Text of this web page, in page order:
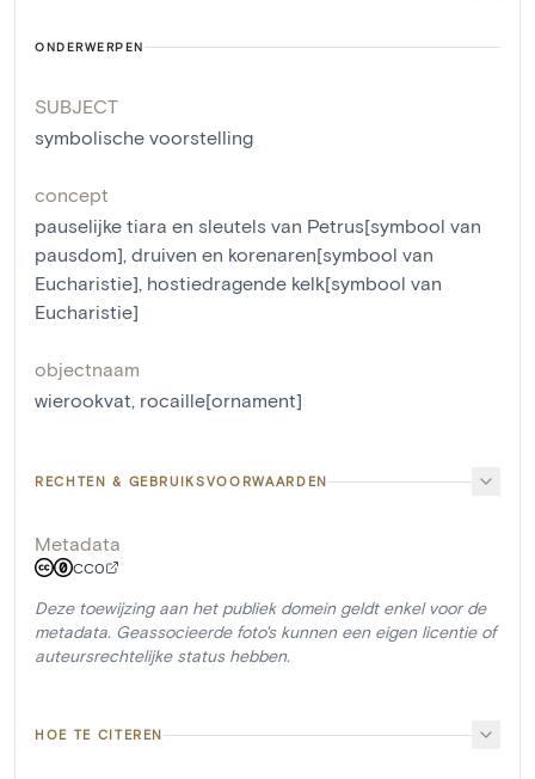
ONDERWERPEN
SUBJECT
symbolische voorstelling
concept
pauselijke tiara en sleutels van Petrus[symbool van
pausdom], druiven en korenaren[symbool van
Eucharistie], hostiedragende kelk[symbool van
Eucharistie]
objectnaam
wierookvat, rocaille[ornament]
RECHTEN & GEBRUIKSVOORWAARDEN
Metadata
CC0
Deze toewijzing aan het publiek domein geldt enkel voor de
metadata. Geassocieerde foto's kunnen een eigen licentie of
auteursrechtelijke status hebben.
HOE TE CITEREN